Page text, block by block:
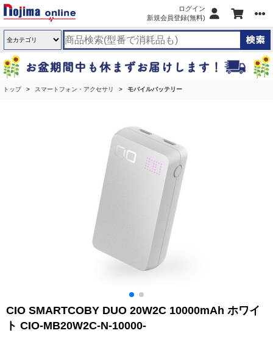
ログイン
新規会員登録(無料)
トップ スマートフォン・アクセサリ モバイルバッテリー
CIO SMARTCOBY DUO 20W2C 10000mAh ホワイ
ト CIO-MB20W2C-N-10000-